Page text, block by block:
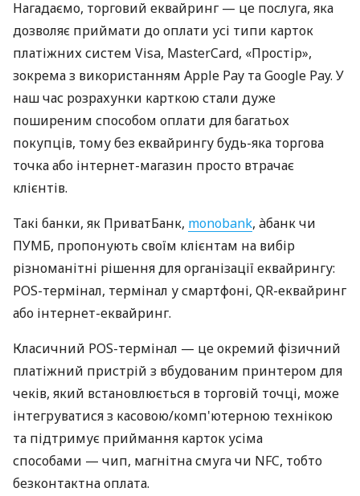
Нагадаємо, торговий еквайринг — це послуга, яка
дозволяє приймати до оплати усі типи карток
платіжних систем Visa, MasterCard, «Простір»,
зокрема з використанням Apple Pay та Google Pay. У
наш час розрахунки карткою стали дуже
поширеним способом оплати для багатьох
покупців, тому без еквайрингу будь-яка торгова
точка або інтернет-магазин просто втрачає
клієнтів.
Такі банки, як ПриватБанк, monobank, àбанк чи
ПУМБ, пропонують своїм клієнтам на вибір
різноманітні рішення для організації еквайрингу:
POS-термінал, термінал у смартфоні, QR-еквайринг
або інтернет-еквайринг.
Класичний POS-термінал — це окремий фізичний
платіжний пристрій з вбудованим принтером для
чеків, який встановлюється в торговій точці, може
інтегруватися з касовою/комп'ютерною технікою
та підтримує приймання карток усіма
способами — чип, магнітна смуга чи NFC, тобто
безконтактна оплата.